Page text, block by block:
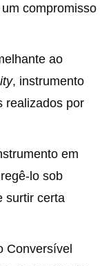
compromisso
ao
, instrumento
realizados por
em
lo sob
surtir certa
Conversível